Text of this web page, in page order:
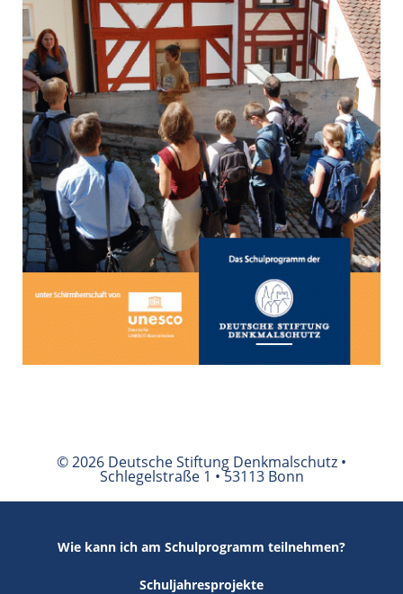
© 2026 Deutsche Stiftung Denkmalschutz •
Schlegelstraße 1 • 53113 Bonn
Wie kann ich am Schulprogramm teilnehmen?
Schuljahresprojekte